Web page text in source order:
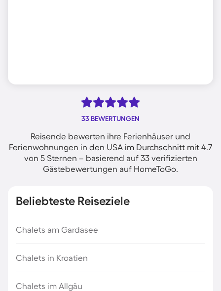
33 BEWERTUNGEN
Reisende bewerten ihre Ferienhäuser und
Ferienwohnungen in den USA im Durchschnitt mit 4.7
von 5 Sternen – basierend auf 33 verifizierten
Gästebewertungen auf HomeToGo.
Beliebteste Reiseziele
Chalets am Gardasee
Chalets in Kroatien
Chalets im Allgäu